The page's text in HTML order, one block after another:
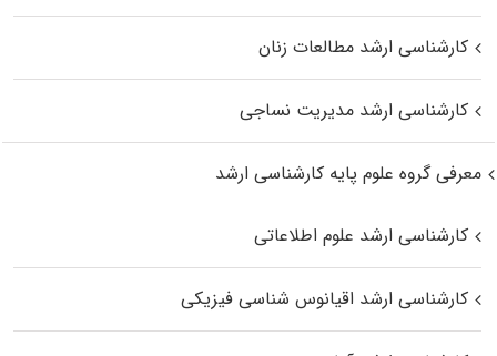
کارشناسی ارشد مطالعات زنان
کارشناسی ارشد مدیریت نساجی
معرفی گروه علوم پایه کارشناسی ارشد
کارشناسی ارشد علوم اطلاعاتی
کارشناسی ارشد اقیانوس‌ شناسی فیزیکی